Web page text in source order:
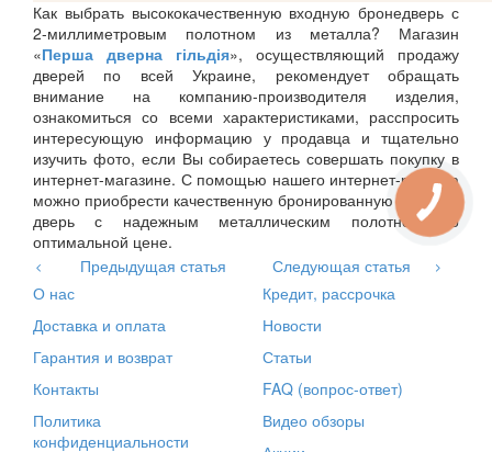
Как выбрать высококачественную входную бронедверь с
2-миллиметровым полотном из металла? Магазин
«Перша дверна гільдія», осуществляющий продажу
дверей по всей Украине, рекомендует обращать
внимание на компанию-производителя изделия,
ознакомиться со всеми характеристиками, расспросить
интересующую информацию у продавца и тщательно
изучить фото, если Вы собираетесь совершать покупку в
интернет-магазине. С помощью нашего интернет-ресурса
можно приобрести качественную бронированную входную
дверь с надежным металлическим полотном по
оптимальной цене.
Предыдущая статья
Следующая статья
О нас
Доставка и оплата
Гарантия и возврат
Контакты
Политика
конфиденциальности
Кредит, рассрочка
Новости
Статьи
FAQ (вопрос-ответ)
Видео обзоры